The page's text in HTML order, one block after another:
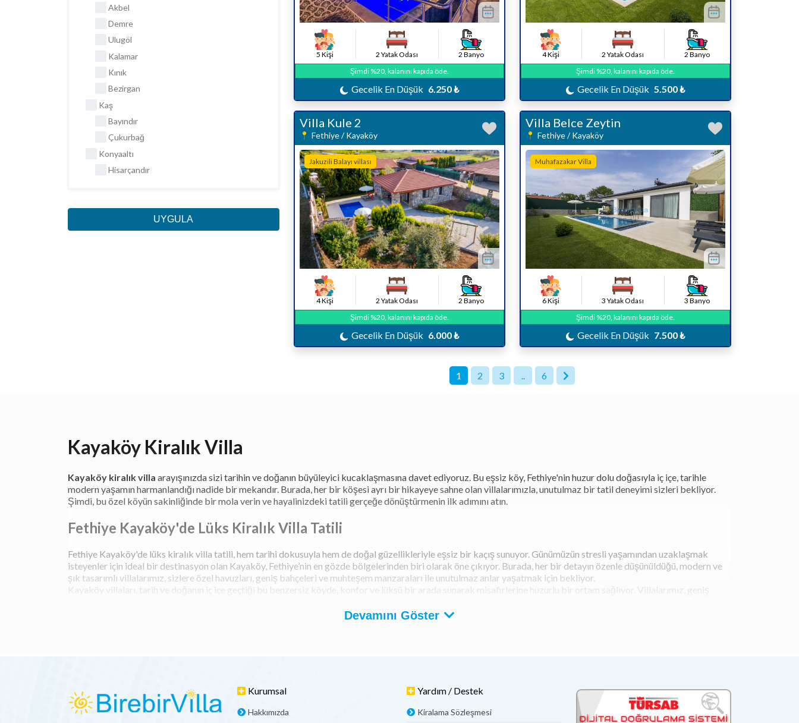
Akbel
Demre
Ulugöl
Kalamar
Kınık
Bezirgan
Kaş
Bayındır
Çukurbağ
Konyaaltı
Hisarçandır
UYGULA
5 Kişi 2 Yatak Odası
2 Banyo
Şimdi %20, kalanını kapıda öde.
Gecelik En Düşük 6.250 ₺
4 Kişi 2 Yatak Odası
2 Banyo
Şimdi %20, kalanını kapıda öde.
Gecelik En Düşük 5.500 ₺
Villa Kule 2
Fethiye / Kayaköy
Jakuzili Balayı villası
4 Kişi 2 Yatak Odası
2 Banyo
Şimdi %20, kalanını kapıda öde.
Gecelik En Düşük 6.000 ₺
Villa Belce Zeytin
Fethiye / Kayaköy
Muhafazakar Villa
6 Kişi 3 Yatak Odası
3 Banyo
Şimdi %20, kalanını kapıda öde.
Gecelik En Düşük 7.500 ₺
1 2 3 .. 6
Kayaköy Kiralık Villa
Kayaköy kiralık villa arayışınızda sizi tarihin ve doğanın büyüleyici kucaklaşmasına davet ediyoruz. Bu eşsiz köy, Fethiye'nin huzur dolu doğasıyla iç içe, tarihle
modern yaşamın harmanlandığı nadide bir mekandır. Burada, her bir köşesi ayrı bir hikayeye sahne olan villalarımızla, unutulmaz bir tatil deneyimi sizleri bekliyor.
Şimdi, bu özel köyün sakinliğinde bir mola verin ve hayalinizdeki tatili gerçeğe dönüştürmenin ilk adımını atın.
Fethiye Kayaköy'de Lüks Kiralık Villa Tatili
Fethiye Kayaköy'de lüks kiralık villa tatili, hem tarihi dokusuyla hem de doğal güzellikleriyle eşsiz bir kaçış sunuyor. Günümüzün stresli yaşamından uzaklaşmak
isteyenler için ideal bir destinasyon olan Kayaköy, Fethiye’nin en gözde bölgelerinden biri olarak öne çıkıyor. Burada, her bir detayın özenle düşünüldüğü, modern ve
şık tasarımlı villalarımız, sizlere özel havuzları, geniş bahçeleri ve muhteşem manzaraları ile unutulmaz anlar yaşatmak için bekliyor.
Kayaköy villaları, tarih ve doğanın iç içe geçtiği bu benzersiz köyde, konfor ve lüksü bir arada sunarak misafirlerine huzurlu bir ortam sağlıyor. Villalarımız, geniş
evinizin rahatlığını aratmıyor. Ayrıca, villalarımızdan birkaç adım ötede bulunan tarihi Kayaköy harabelerini keşfetmek, bölgenin zengin kültürünü yakından tanıma
Kayaköy Villa Tatili Avantajları Nelerdir?
Kayaköy villa tatili, kendine özgü pek çok avantajıyla dikkat çekmektedir ve her türlü tatil beklentisini karşılayacak özelliklere sahiptir. Öncelikle, bu villalar özel
Devamını Göster
Kurumsal
Hakkımızda
Yardım / Destek
Kiralama Sözleşmesi